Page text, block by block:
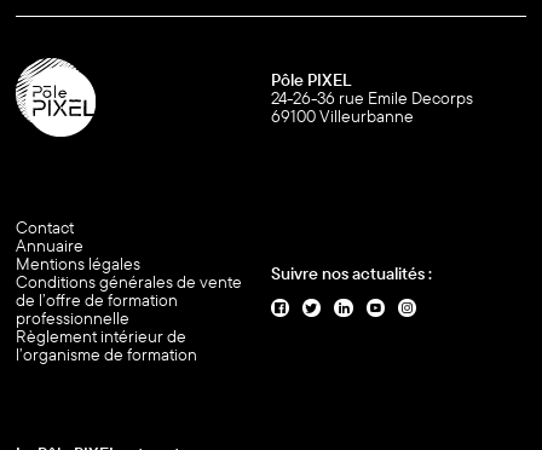
Pôle PIXEL
24-26-36 rue Emile Decorps
69100 Villeurbanne
Contact
Annuaire
Mentions légales
Conditions générales de vente
de l’offre de formation
professionnelle
Règlement intérieur de
l’organisme de formation
Suivre nos actualités :